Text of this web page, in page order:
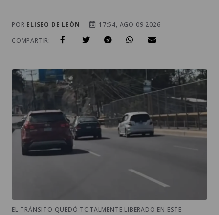
POR ELISEO DE LEÓN
17:54, AGO 09 2026
COMPARTIR:
EL TRÁNSITO QUEDÓ TOTALMENTE LIBERADO EN ESTE